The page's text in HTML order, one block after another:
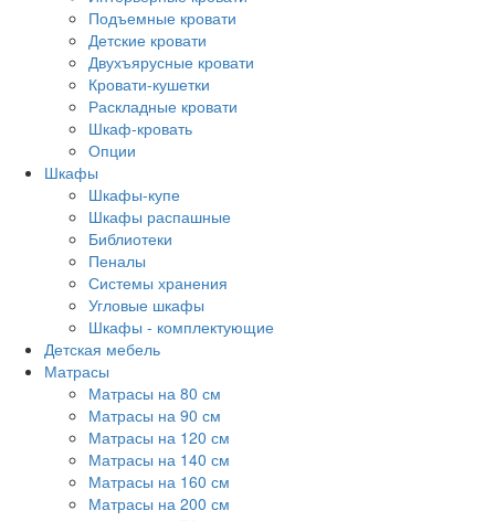
Подъемные кровати
Детские кровати
Двухъярусные кровати
Кровати-кушетки
Раскладные кровати
Шкаф-кровать
Опции
Шкафы
Шкафы-купе
Шкафы распашные
Библиотеки
Пеналы
Системы хранения
Угловые шкафы
Шкафы - комплектующие
Детская мебель
Матрасы
Матрасы на 80 см
Матрасы на 90 см
Матрасы на 120 см
Матрасы на 140 см
Матрасы на 160 см
Матрасы на 200 см